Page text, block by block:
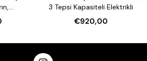
3 Tepsi Kapasiteli Elektrikli
€920,00